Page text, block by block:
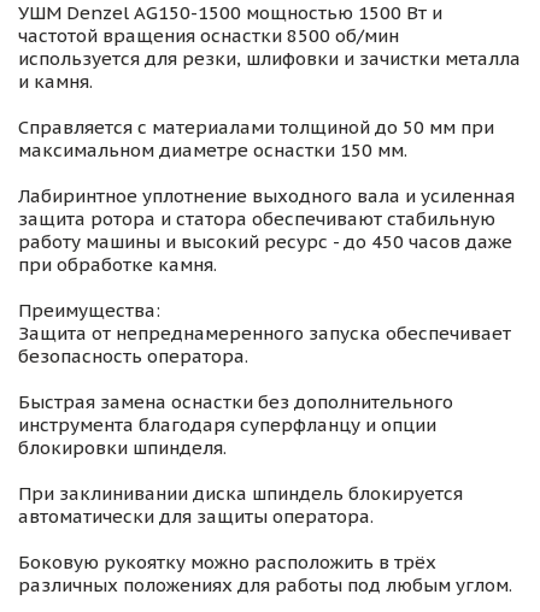
УШМ Denzel AG150-1500 мощностью 1500 Вт и
частотой вращения оснастки 8500 об/мин
используется для резки, шлифовки и зачистки металла
и камня.
Справляется с материалами толщиной до 50 мм при
максимальном диаметре оснастки 150 мм.
Лабиринтное уплотнение выходного вала и усиленная
защита ротора и статора обеспечивают стабильную
работу машины и высокий ресурс - до 450 часов даже
при обработке камня.
Преимущества:
Защита от непреднамеренного запуска обеспечивает
безопасность оператора.
Быстрая замена оснастки без дополнительного
инструмента благодаря суперфланцу и опции
блокировки шпинделя.
При заклинивании диска шпиндель блокируется
автоматически для защиты оператора.
Боковую рукоятку можно расположить в трёх
различных положениях для работы под любым углом.